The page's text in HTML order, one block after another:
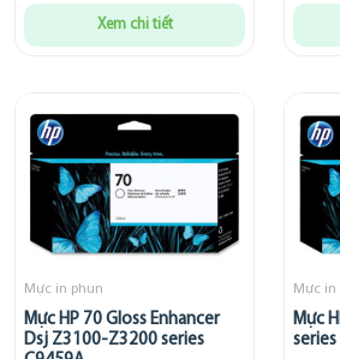
Xem chi tiết
Mực in phun
Mực HP 70 Gloss Enhancer
Dsj Z3100-Z3200 series
Mực in
Mực